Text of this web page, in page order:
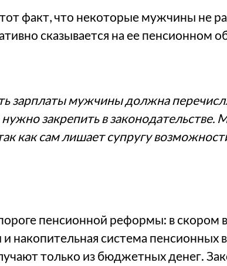
факт, что некоторые мужчины не
сказывается на ее пенсионном
зарплаты мужчины должна
закрепить в законодательстве.
как сам лишает супругу
пенсионной реформы: в скором
накопительная система пенсионных
только из бюджетных денег.